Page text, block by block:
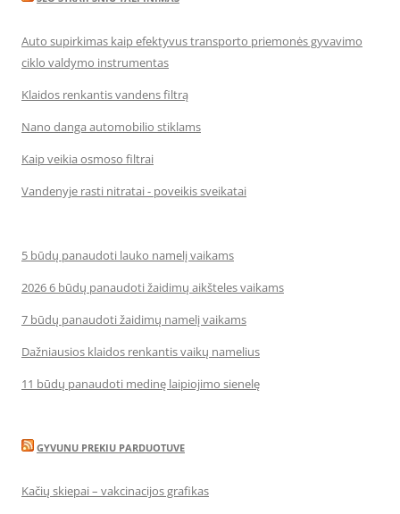
Auto supirkimas kaip efektyvus transporto priemonės gyvavimo
ciklo valdymo instrumentas
Klaidos renkantis vandens filtrą
Nano danga automobilio stiklams
Kaip veikia osmoso filtrai
Vandenyje rasti nitratai - poveikis sveikatai
5 būdų panaudoti lauko namelį vaikams
2026 6 būdų panaudoti žaidimų aikšteles vaikams
7 būdų panaudoti žaidimų namelį vaikams
Dažniausios klaidos renkantis vaikų namelius
11 būdų panaudoti medinę laipiojimo sienelę
GYVUNU PREKIU PARDUOTUVE
Kačių skiepai – vakcinacijos grafikas